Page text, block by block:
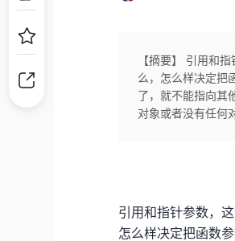
【摘要】 引用和
么，怎么样决定把
了，就不能指向其
对象或者没有任何
引用和指针参数，
怎么样决定把函数